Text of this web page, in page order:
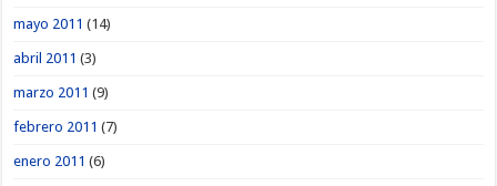
mayo 2011 (14)
abril 2011 (3)
marzo 2011 (9)
febrero 2011 (7)
enero 2011 (6)